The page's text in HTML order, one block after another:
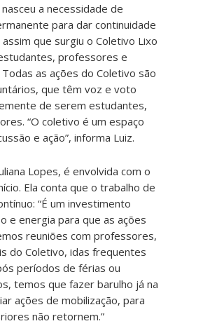
a necessidade de
para dar continuidade
que surgiu o Coletivo Lixo
professores e
as ações do Coletivo são
que têm voz e voto
de serem estudantes,
“O coletivo é um espaço
e ação”, informa Luiz.
Lopes, é envolvida com o
Ela conta que o trabalho de
“É um investimento
e energia para que as ações
reuniões com professores,
do Coletivo, idas frequentes
períodos de férias ou
temos que fazer barulho já na
ações de mobilização, para
não retornem.”